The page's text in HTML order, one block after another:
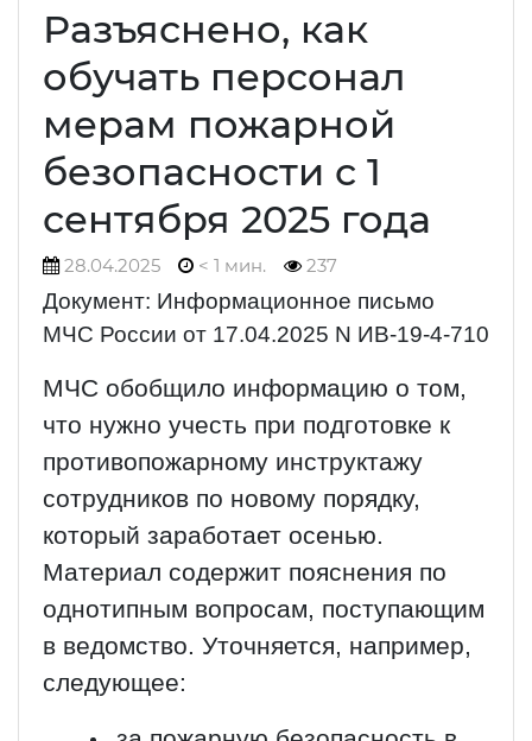
Разъяснено, как
обучать персонал
мерам пожарной
безопасности с 1
сентября 2025 года
28.04.2025 < 1 мин. 237
Документ: Информационное письмо
МЧС России от 17.04.2025 N ИВ-19-4-710
МЧС обобщило информацию о том,
что нужно учесть при подготовке к
противопожарному инструктажу
сотрудников по новому порядку,
который заработает осенью.
Материал содержит пояснения по
однотипным вопросам, поступающим
в ведомство. Уточняется, например,
следующее: